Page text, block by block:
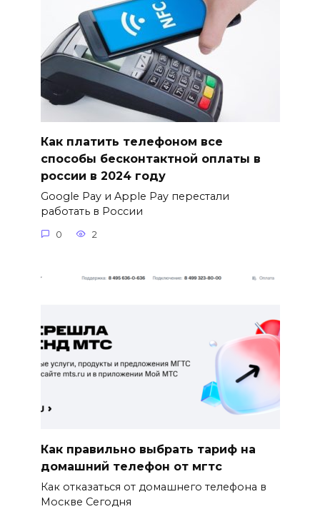
Как платить телефоном все
способы бесконтактной оплаты в
россии в 2024 году
Google Pay и Apple Pay перестали
работать в России
0 2
Как правильно выбрать тариф на
домашний телефон от мгтс
Как отказаться от домашнего телефона в
Москве Сегодня